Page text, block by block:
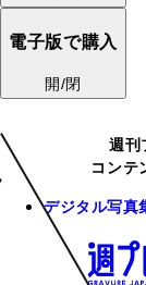
電子版で購入
開/閉
週刊
コンテ
デジタル写真